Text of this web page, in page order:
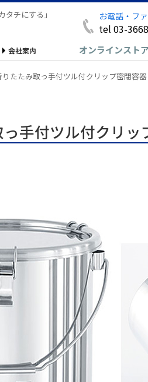
チにする」 お電話・フ
tel 03-
会社案内 オンラインスト
りたたみ取っ手付ツル付クリップ密閉容器
手付ツル付クリッ